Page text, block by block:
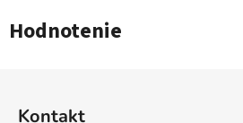
Hodnotenie
Kontakt